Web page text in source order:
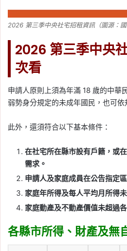
2026 第三季中央社宅招租資訊（圖源：國
2026 第三季中央
次看
申請人原則上須為年滿 18 歲的中華
弱勢身分規定的未成年國民，也可依
此外，還須符合以下基本條件：
在社宅所在縣市設有戶籍，或
需求。
申請人及家庭成員在公告指定
家庭年所得及每人平均月所得
家庭動產及不動產價值未超過
各縣市所得、財產及無